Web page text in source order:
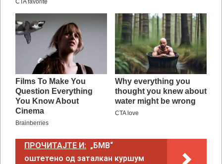
ПРОЧИТАЈТЕ И: „БМВ“
оштетено од заталкан куршум